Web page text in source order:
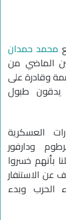
محمد حمدان
الماضي من
وقادرة على
يدقون طبول
العسكرية
ودارفور
بأنهم خسروا
عن الاستنفار
الحرب وبدء